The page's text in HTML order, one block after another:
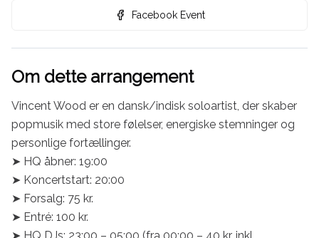
Facebook Event
Om dette arrangement
Vincent Wood er en dansk/indisk soloartist, der skaber
popmusik med store følelser, energiske stemninger og
personlige fortællinger.
➤ HQ åbner: 19:00
➤ Koncertstart: 20:00
➤ Forsalg: 75 kr.
➤ Entré: 100 kr.